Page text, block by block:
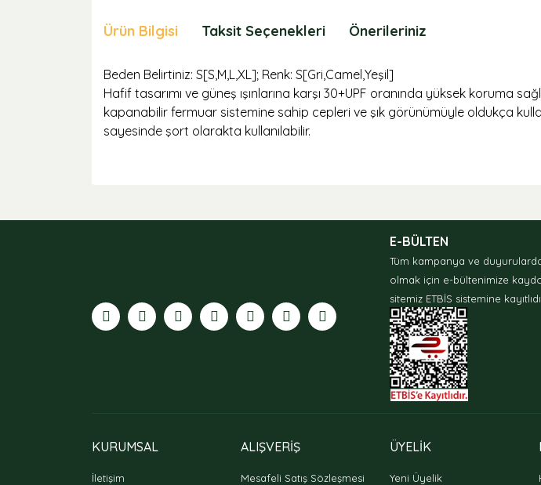
Ürün Bilgisi Taksit Seçenekleri Önerileriniz
Beden Belirtiniz: S[S,M,L,XL]; Renk: S[Gri,Camel,Yeşil]
Hafif tasarımı ve güneş ışınlarına karşı 30+UPF oranında yüksek koruma
kapanabilir fermuar sistemine sahip cepleri ve şık görünümüyle oldukça
sayesinde şort olarakta kullanılabilir.
Ürün fiyatı diğer sitelerden daha pahalı.
Bu ürüne benzer farklı alternatifler olmalı.
E-BÜLTEN
Tüm kampanya ve
olmak için e-bültenimize
sitemiz ETBİS sistemine
KURUMSAL
İletişim
ALIŞVERİŞ
Mesafeli Satış Sözleşmesi
ÜYELİK
Yeni Üyelik